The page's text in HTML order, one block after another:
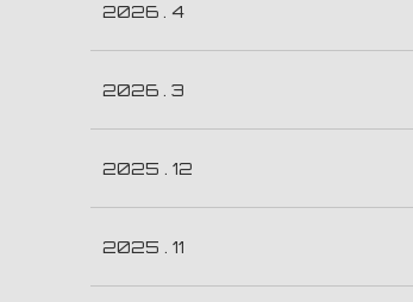
2026 . 4
2026 . 3
2025 . 12
2025 . 11